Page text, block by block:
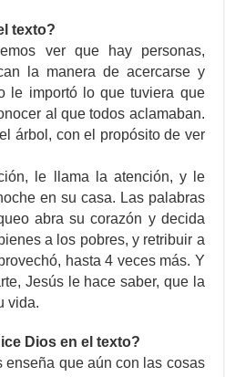
texto?
ver que hay personas,
la manera de acercarse y
le importó lo que tuviera que
al que todos aclamaban.
árbol, con el propósito de ver
le llama la atención, y le
en su casa. Las palabras
abra su corazón y decida
a los pobres, y retribuir a
hasta 4 veces más. Y
Jesús le hace saber, que la
vida.
Dios en el texto?
enseña que aún con las cosas